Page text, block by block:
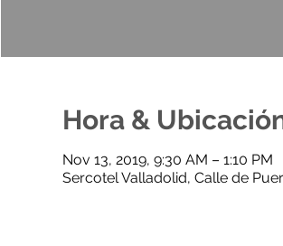
Hora &
Nov 13, 2019, 9:30 AM – 1:10 PM
Sercotel Valladolid, Calle de